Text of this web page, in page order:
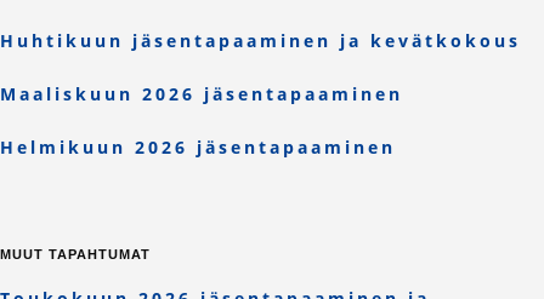
Huhtikuun jäsentapaaminen ja kevätkokous
Maaliskuun 2026 jäsentapaaminen
Helmikuun 2026 jäsentapaaminen
MUUT TAPAHTUMAT